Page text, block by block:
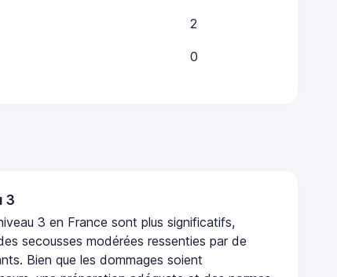
2
0
3
3 en France sont plus significatifs,
secousses modérées ressenties par de
Bien que les dommages soient